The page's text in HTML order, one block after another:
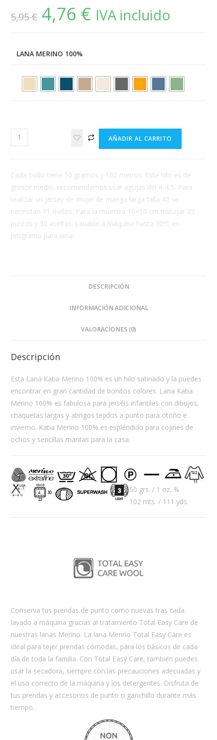
5,95€
El
precio
original
4,76 € precio
actual
IVA incluido
LANA MERINO 100%
LANA
KATIA
100%
AÑADIR AL CARRITO
Cada ovillo tiene 50 gramos y 102 metros. Este hilo es de
grosor medio, recomendamos usar agujas del 4-4,5. Para
realizar un jersey de mujer de manga larga talla 42 se
necesitan 11 ovillos. Para la muestra 10×10 cm trabajar 23
puntos y 30 vueltas. Lavable a máquina hasta 30ºC en
programa para lana.
DESCRIPCIÓN
INFORMACIÓN ADICIONAL
VALORACIONES (0)
Descripción
Esta Lana Katia Merino 100% es un hilo satinado y la puedes
encontrar en gran cantidad de bonitos colores. Lana Katia
Merino 100% es fabulosa para jerséis infantiles con dibujos,
chaquetas largas y abrigos tejidos a punto para otoño e
invierno. Katia Merino 100% es espléndido para cojines de
ochos y sencillas mantas para la casa.
50 grs. / 1 oz. ¾
102 mts. / 111 yds.
Conserva tus prendas de punto como nuevas tras cada
lavado a máquina gracias al tratamiento Total Easy Care de
nuestras lanas Merino. La lana Merino Total Easy Care es
ideal para tejer prendas cómodas, para los básicos de cada
día de toda la familia. Con Total Easy Care, también puedes
usar la secadora, siempre con las precauciones adecuadas y
el uso correcto de la máquina y los detergentes. Disfruta de
tus prendas y accesorios de punto o ganchillo durante más
tiempo.